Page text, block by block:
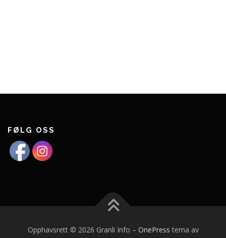
FØLG OSS
Opphavsrett © 2026 Granli Info – OnePress tema av